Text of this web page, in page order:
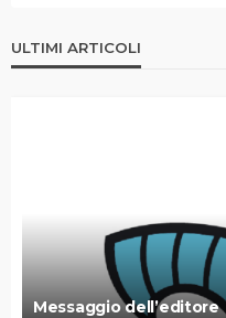
ULTIMI ARTICOLI
Messaggio dell’editore